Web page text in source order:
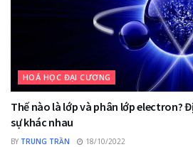
HOÁ HỌC ĐẠI CƯƠNG
Thế nào là lớp và phân lớp electron?
sự khác nhau
BY TRUNG TRẦN 18/10/2022